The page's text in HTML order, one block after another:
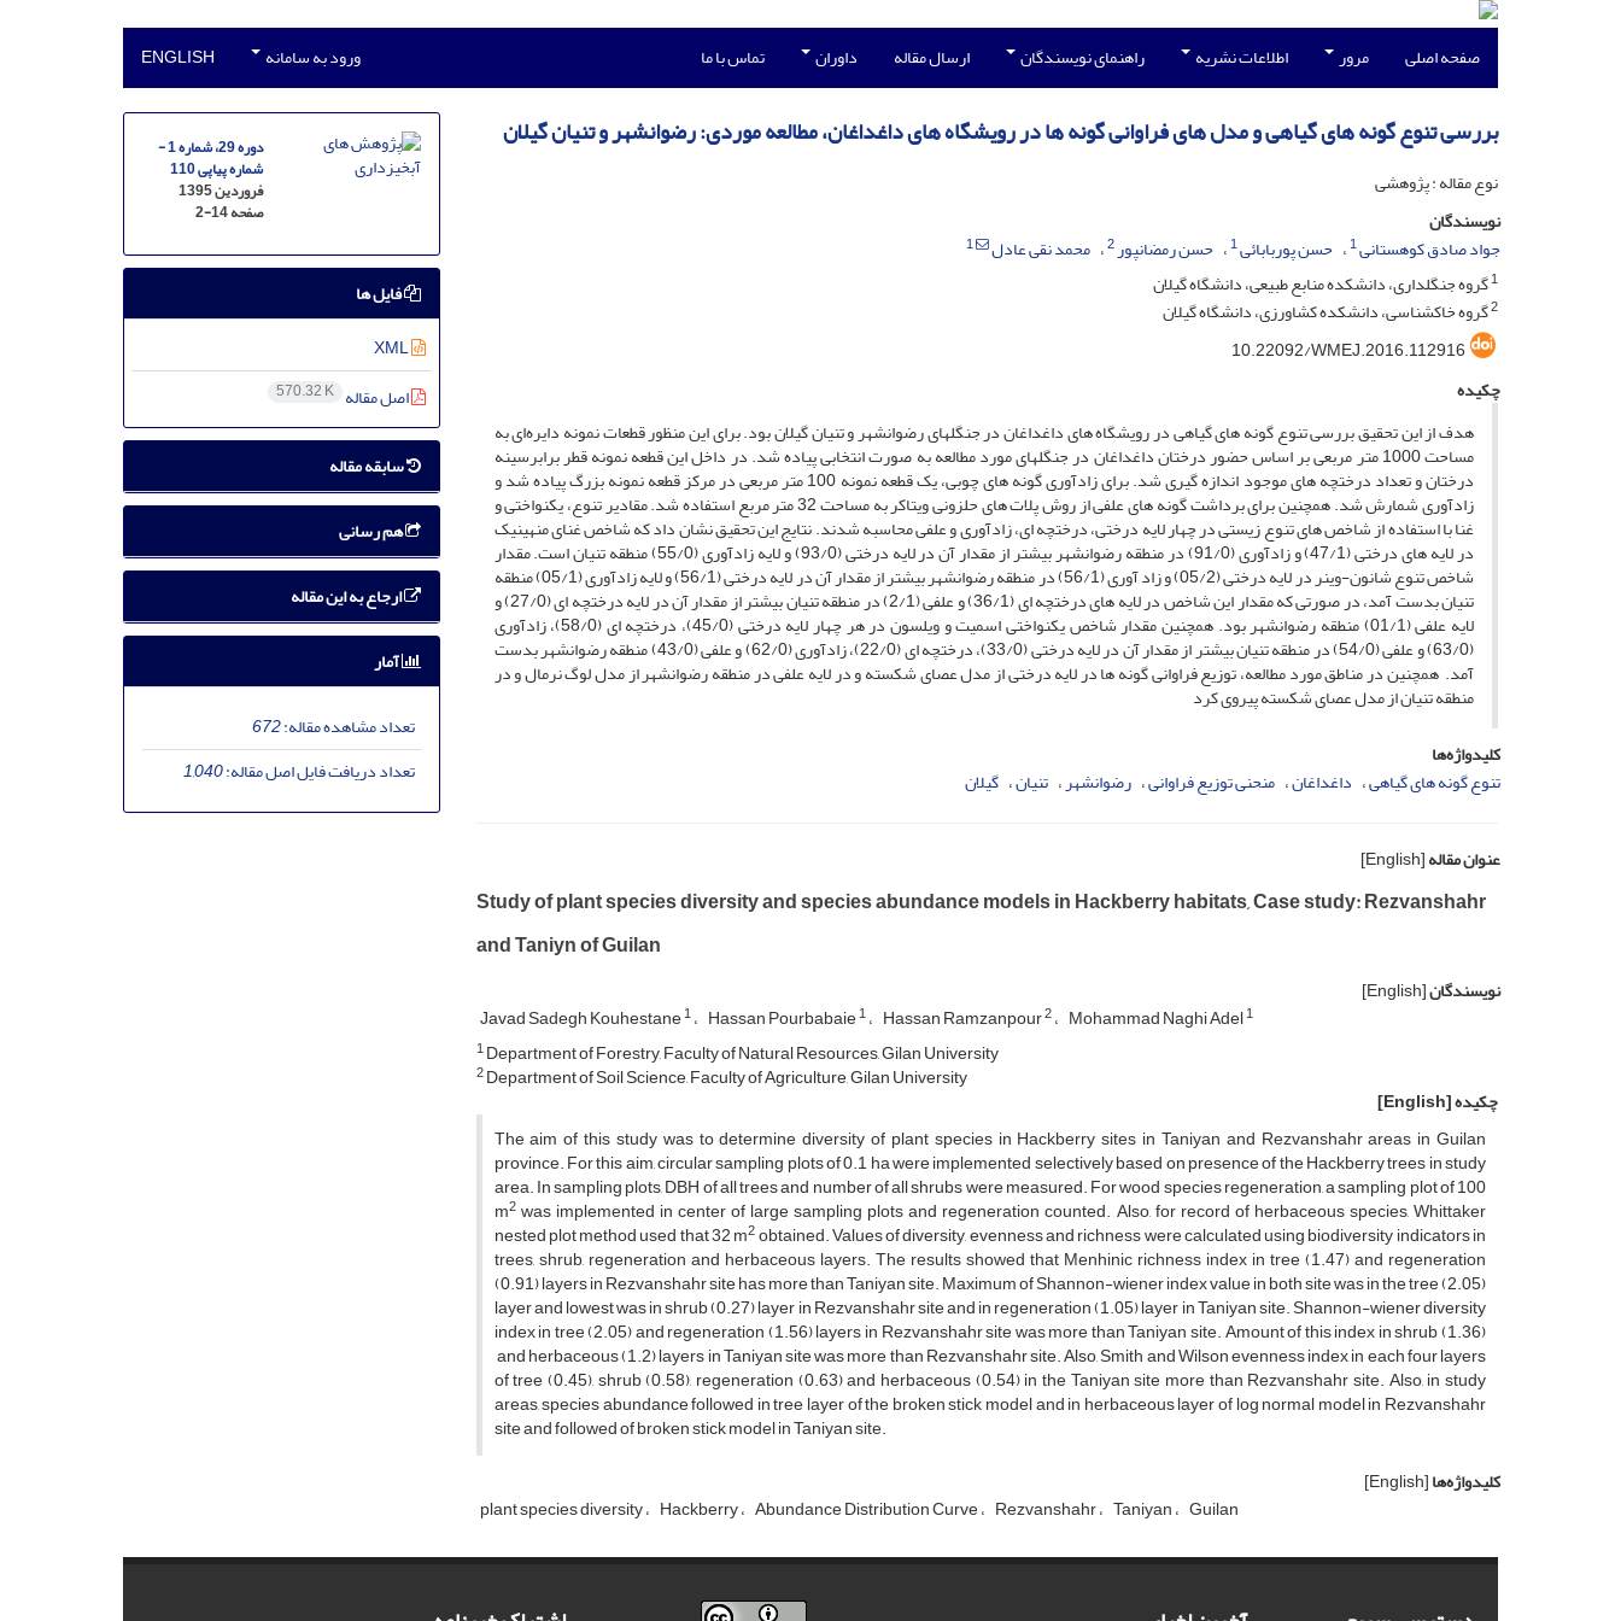
صفحه اصلی مرور اطلاعات نشریه راهنمای نویسندگان ارسال مقاله داوران تماس با ما ورود به سامانه ENGLISH
بررسی تنوع گونه های گیاهی و مدل های فراوانی گونه ها در رویشگاه های داغداغان، مطالعه موردی: رضوانشهر و تنیان گیلان
نوع مقاله : پژوهشی
نویسندگان
جواد صادق کوهستانی1 حسن پوربابائی1 حسن رمضانپور2 محمد نقی عادل
1
1گروه جنگلداری، دانشکده منابع طبیعی، دانشگاه گیلان
2گروه خاکشناسی، دانشکده کشاورزی، دانشگاه گیلان
10.22092/WMEJ.2016.112916
چکیده
هدف از این تحقیق بررسی تنوع گونه های گیاهی در رویشگاه های داغداغان در جنگلهای رضوانشهر و تنیان گیلان بود. برای این منظور قطعات نمونه دایره‌ای به
مساحت 1000 متر مربعی بر اساس حضور درختان داغداغان در جنگلهای مورد مطالعه به صورت انتخابی پیاده شد. در داخل این قطعه نمونه قطر برابرسینه
درختان و تعداد درختچه های موجود اندازه گیری شد. برای زادآوری گونه های چوبی، یک قطعه نمونه 100 متر مربعی در مرکز قطعه نمونه بزرگ پیاده شد و
زادآوری شمارش شد. همچنین برای برداشت گونه های علفی از روش پلات های حلزونی ویتاکر به مساحت 32 متر مربع استفاده شد. مقادیر تنوع، یکنواختی و
غنا با استفاده از شاخص های تنوع زیستی در چهار لایه درختی، درختچه ای، زادآوری و علفی محاسبه شدند. نتایج این تحقیق نشان داد که شاخص غنای منهینیک
در لایه های درختی (47/1) و زادآوری (91/0) در منطقه رضوانشهر بیشتر از مقدار آن در لایه درختی (93/0) و لایه زادآوری (55/0) منطقه تنیان است. مقدار
شاخص تنوع شانون-وینر در لایه درختی (05/2) و زاد آوری (56/1) در منطقه رضوانشهر بیشتر از مقدار آن در لایه درختی (56/1) و لایه زادآوری (05/1) منطقه
تنیان بدست آمد، در صورتی که مقدار این شاخص در لایه های درختچه ای (36/1) و علفی (2/1) در منطقه تنیان بیشتر از مقدار آن در لایه درختچه ای (27/0) و
لایه علفی (01/1) منطقه رضوانشهر بود. همچنین مقدار شاخص یکنواختی اسمیت و ویلسون در هر چهار لایه درختی (45/0)، درختچه ای (58/0)، زادآوری
(63/0) و علفی (54/0) در منطقه تنیان بیشتر از مقدار آن در لایه درختی (33/0)، درختچه ای (22/0)، زادآوری (62/0) و علفی (43/0) منطقه رضوانشهر بدست
آمد. همچنین در مناطق مورد مطالعه، توزیع فراوانی گونه ها در لایه درختی از مدل عصای شکسته و در لایه علفی در منطقه رضوانشهر از مدل لوگ نرمال و در
منطقه تنیان از مدل عصای شکسته پیروی کرد
کلیدواژه‌ها
تنوع گونه های گیاهی داغداغان منحنی توزیع فراوانی رضوانشهر تنیان گیلان
عنوان مقاله[English]
Study of plant species diversity and species abundance models in Hackberry habitats, Case study: Rezvanshahr
and Taniyn of Guilan
نویسندگان[English]
Javad Sadegh Kouhestane1 Hassan Pourbabaie1 Hassan Ramzanpour2 Mohammad Naghi Adel1
1Department of Forestry, Faculty of Natural Resources, Gilan University
2Department of Soil Science, Faculty of Agriculture, Gilan University
چکیده[English]
The aim of this study was to determine diversity of plant species in Hackberry sites in Taniyan and Rezvanshahr areas in Guilan
province. For this aim, circular sampling plots of 0.1 ha were implemented selectively based on presence of the Hackberry trees in study
area. In sampling plots, DBH of all trees and number of all shrubs were measured. For wood species regeneration, a sampling plot of 100
m2was implemented in center of large sampling plots and regeneration counted. Also, for record of herbaceous species, Whittaker
nested plot method used that 32 m2obtained. Values of diversity, evenness and richness were calculated using biodiversity indicators in
trees, shrub, regeneration and herbaceous layers. The results showed that Menhinic richness index in tree (1.47) and regeneration
(0.91) layers in Rezvanshahr site has more than Taniyan site. Maximum of Shannon-wiener index value in both site was in the tree (2.05)
layer and lowest was in shrub (0.27) layer in Rezvanshahr site and in regeneration (1.05) layer in Taniyan site. Shannon-wiener diversity
index in tree (2.05) and regeneration (1.56) layers in Rezvanshahr site was more than Taniyan site. Amount of this index in shrub (1.36)
and herbaceous (1.2) layers in Taniyan site was more than Rezvanshahr site. Also, Smith and Wilson evenness index in each four layers
of tree (0.45), shrub (0.58), regeneration (0.63) and herbaceous (0.54) in the Taniyan site more than Rezvanshahr site. Also, in study
areas, species abundance followed in tree layer of the broken stick model and in herbaceous layer of log normal model in Rezvanshahr
site and followed of broken stick model in Taniyan site.
کلیدواژه‌ها[English]
plant species diversity Hackberry Abundance Distribution Curve Rezvanshahr Taniyan Guilan
دوره 29، شماره 1 -
شماره پیاپی 110
فروردین 1395
صفحه2-14
فایل ها
XML
اصل مقاله 570.32 K
سابقه مقاله
هم رسانی
ارجاع به این مقاله
آمار
تعداد مشاهده مقاله:672
تعداد دریافت فایل اصل مقاله:1,040